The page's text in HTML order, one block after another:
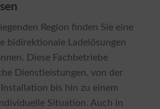
Region finden Sie eine
bidirektionale Ladelösungen
Diese Fachbetriebe
Dienstleistungen, von der
bis hin zu einem
Situation. Auch in